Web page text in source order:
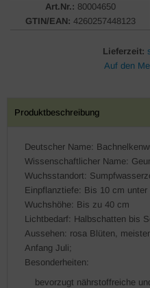
Art.Nr.: 80004650
GTIN/EAN: 4260257448123
Lieferzeit:
Produktbeschreibung
Deutscher Name:
Wissenschaftlicher Name:
Wuchsstandort:
Einpflanztiefe: Bis 10 cm unter
Wuchshöhe: Bis zu 40 cm
Lichtbedarf: Halbschatten bis
Aussehen: rosa Blüten,
Anfang Juli;
Besonderheiten:
bevorzugt nährstoffreiche